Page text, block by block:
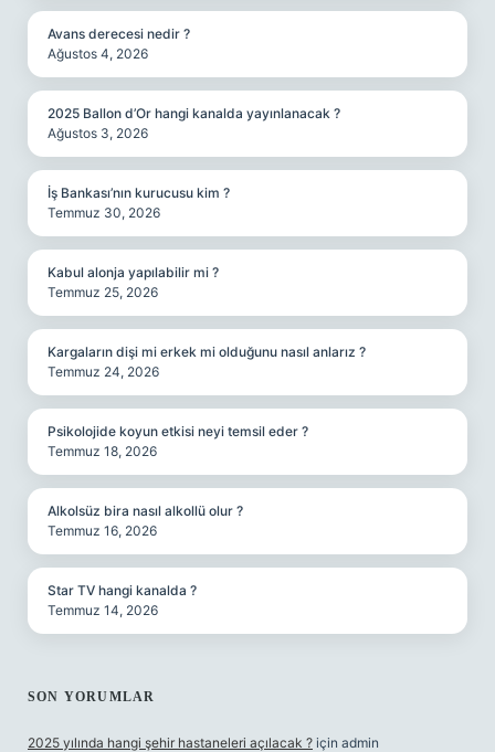
Avans derecesi nedir ?
Ağustos 4, 2026
2025 Ballon d’Or hangi kanalda yayınlanacak ?
Ağustos 3, 2026
İş Bankası’nın kurucusu kim ?
Temmuz 30, 2026
Kabul alonja yapılabilir mi ?
Temmuz 25, 2026
Kargaların dişi mi erkek mi olduğunu nasıl anlarız ?
Temmuz 24, 2026
Psikolojide koyun etkisi neyi temsil eder ?
Temmuz 18, 2026
Alkolsüz bira nasıl alkollü olur ?
Temmuz 16, 2026
Star TV hangi kanalda ?
Temmuz 14, 2026
SON YORUMLAR
2025 yılında hangi şehir hastaneleri açılacak ? için admin